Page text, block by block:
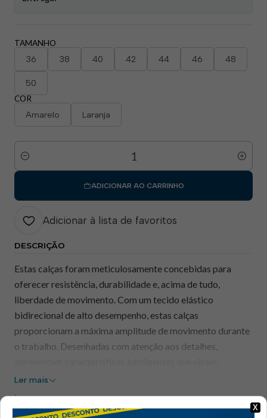
TAMANHO
36 38 40 42 44 46 48
50
COR
Amarelo Laranja
Quantidade
ADICIONAR AO CARRINHO
Adicionar à lista de favoritos
DESCRIÇÃO
Estas calças foram meticulosamente concebidas para
oferecer resistência, durabilidade e, acima de tudo,
liberdade de movimento. Com um tecido elástico
bidirecional de alto desempenho, estas calças
proporcionam a máxima amplitude de movimento durante
o trabalho. Desenhadas com atenção aos detalhes,
melhorar a funcionalidade e o conforto do utilizador.
Ler mais
|
X